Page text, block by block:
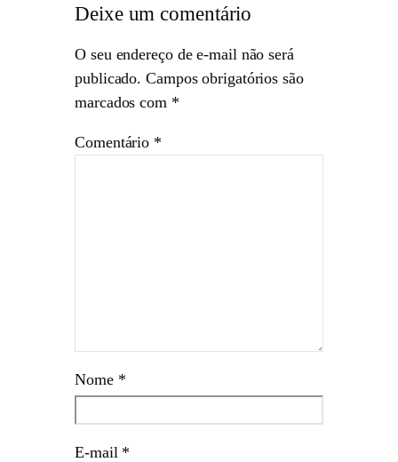
Deixe um comentário
O seu endereço de e-mail não será
publicado. Campos obrigatórios são
marcados com *
Comentário *
Nome *
E-mail *